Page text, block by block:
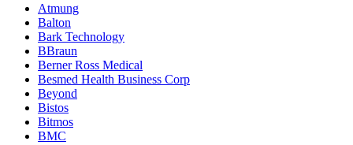
Atmung
Balton
Bark Technology
BBraun
Berner Ross Medical
Besmed Health Business Corp
Beyond
Bistos
Bitmos
BMC